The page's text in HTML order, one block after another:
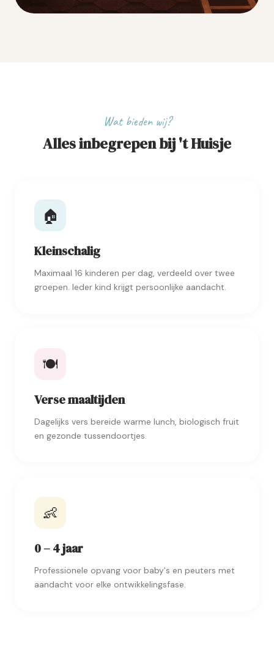
Wat bieden wij?
Alles inbegrepen bij 't Huisje
🏠
Kleinschalig
Maximaal 16 kinderen per dag, verdeeld over twee
groepen. Ieder kind krijgt persoonlijke aandacht.
🍽️
Verse maaltijden
Dagelijks vers bereide warme lunch, biologisch fruit
en gezonde tussendoortjes.
👶
0 – 4 jaar
Professionele opvang voor baby's en peuters met
aandacht voor elke ontwikkelingsfase.